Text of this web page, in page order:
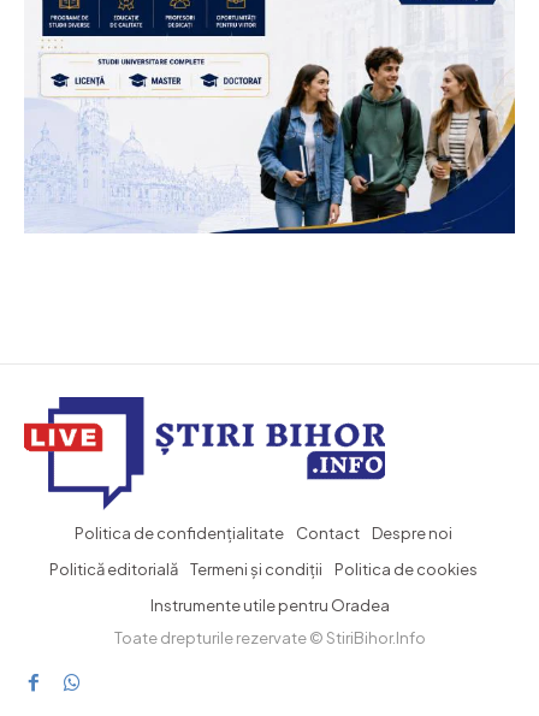
Politica de confidențialitate Contact
Despre noi
Politică editorială
Termeni și condiții
Politica de cookies
Instrumente utile pentru Oradea
Toate drepturile rezervate © StiriBihor.Info